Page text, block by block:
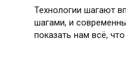
Технологии шагают
шагами, и
показать нам всё, что